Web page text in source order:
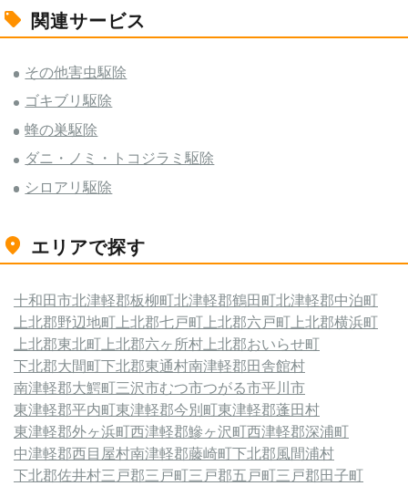
関連サービス
その他害虫駆除
ゴキブリ駆除
蜂の巣駆除
ダニ・ノミ・トコジラミ駆除
シロアリ駆除
エリアで探す
十和田市北津軽郡板柳町北津軽郡鶴田町北津軽郡中泊町
上北郡野辺地町上北郡七戸町上北郡六戸町上北郡横浜町
上北郡東北町上北郡六ヶ所村上北郡おいらせ町
下北郡大間町下北郡東通村南津軽郡田舎館村
南津軽郡大鰐町三沢市むつ市つがる市平川市
東津軽郡平内町東津軽郡今別町東津軽郡蓬田村
東津軽郡外ヶ浜町西津軽郡鰺ヶ沢町西津軽郡深浦町
中津軽郡西目屋村南津軽郡藤崎町下北郡風間浦村
下北郡佐井村三戸郡三戸町三戸郡五戸町三戸郡田子町